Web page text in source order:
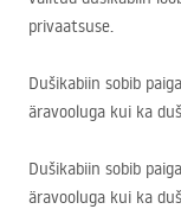
privaatsuse.
Dušikabiin sobib
äravooluga kui ka
Dušikabiin sobib
äravooluga kui ka